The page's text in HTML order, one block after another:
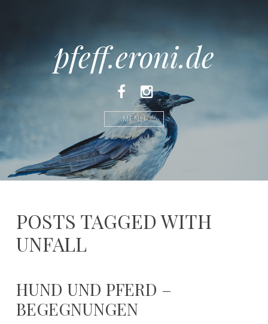
pfeff.eroni.de
FacebookInstagram
MENÜ
POSTS TAGGED WITH
UNFALL
HUND UND PFERD –
BEGEGNUNGEN